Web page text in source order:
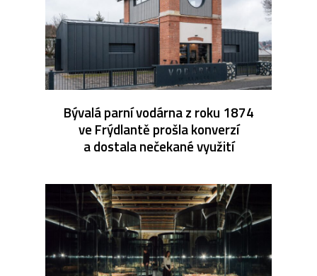
Bývalá parní vodárna z roku 1874
ve Frýdlantě prošla konverzí
a dostala nečekané využití